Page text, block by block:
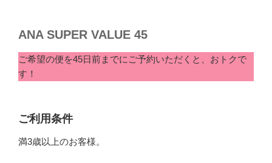
ANA SUPER VALUE 45
ご希望の便を45日前までにご予約いただくと、おトクで
す！
ご利用条件
満3歳以上のお客様。